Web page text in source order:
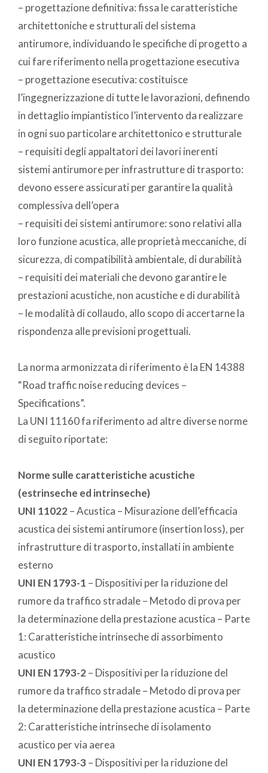
– progettazione definitiva: fissa le caratteristiche
architettoniche e strutturali del sistema
antirumore, individuando le specifiche di progetto a
cui fare riferimento nella progettazione esecutiva
– progettazione esecutiva: costituisce
l’ingegnerizzazione di tutte le lavorazioni, definendo
in dettaglio impiantistico l’intervento da realizzare
in ogni suo particolare architettonico e strutturale
– requisiti degli appaltatori dei lavori inerenti
sistemi antirumore per infrastrutture di trasporto:
devono essere assicurati per garantire la qualità
complessiva dell’opera
– requisiti dei sistemi antirumore: sono relativi alla
loro funzione acustica, alle proprietà meccaniche, di
sicurezza, di compatibilità ambientale, di durabilità
– requisiti dei materiali che devono garantire le
prestazioni acustiche, non acustiche e di durabilità
– le modalità di collaudo, allo scopo di accertarne la
rispondenza alle previsioni progettuali.
La norma armonizzata di riferimento è la EN 14388
“Road traffic noise reducing devices –
Specifications”.
La UNI 11160 fa riferimento ad altre diverse norme
di seguito riportate:
Norme sulle caratteristiche acustiche
(estrinseche ed intrinseche)
UNI 11022– Acustica – Misurazione dell’efficacia
acustica dei sistemi antirumore (insertion loss), per
infrastrutture di trasporto, installati in ambiente
esterno
UNI EN 1793-1 – Dispositivi per la riduzione del
rumore da traffico stradale – Metodo di prova per
la determinazione della prestazione acustica – Parte
1: Caratteristiche intrinseche di assorbimento
acustico
UNI EN 1793-2– Dispositivi per la riduzione del
rumore da traffico stradale – Metodo di prova per
la determinazione della prestazione acustica – Parte
2: Caratteristiche intrinseche di isolamento
acustico per via aerea
UNI EN 1793-3 – Dispositivi per la riduzione del